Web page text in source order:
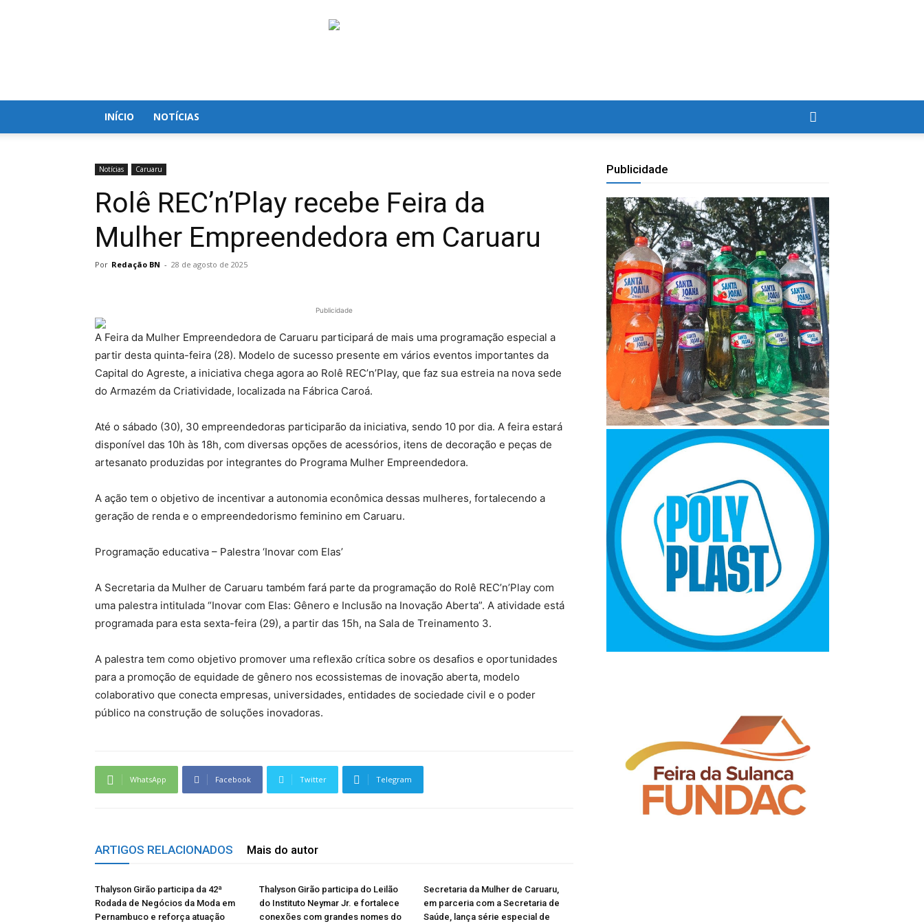
INÍCIO NOTÍCIAS
Notícias Caruaru
Rolê REC’n’Play recebe Feira da
Mulher Empreendedora em Caruaru
Por Redação BN - 28 de agosto de 2025
Publicidade
A Feira da Mulher Empreendedora de Caruaru participará de mais uma programação especial a
partir desta quinta-feira (28). Modelo de sucesso presente em vários eventos importantes da
Capital do Agreste, a iniciativa chega agora ao Rolê REC’n’Play, que faz sua estreia na nova sede
do Armazém da Criatividade, localizada na Fábrica Caroá.
Até o sábado (30), 30 empreendedoras participarão da iniciativa, sendo 10 por dia. A feira estará
disponível das 10h às 18h, com diversas opções de acessórios, itens de decoração e peças de
artesanato produzidas por integrantes do Programa Mulher Empreendedora.
A ação tem o objetivo de incentivar a autonomia econômica dessas mulheres, fortalecendo a
geração de renda e o empreendedorismo feminino em Caruaru.
Programação educativa – Palestra ‘Inovar com Elas’
A Secretaria da Mulher de Caruaru também fará parte da programação do Rolê REC’n’Play com
uma palestra intitulada “Inovar com Elas: Gênero e Inclusão na Inovação Aberta”. A atividade está
programada para esta sexta-feira (29), a partir das 15h, na Sala de Treinamento 3.
A palestra tem como objetivo promover uma reflexão crítica sobre os desafios e oportunidades
para a promoção de equidade de gênero nos ecossistemas de inovação aberta, modelo
colaborativo que conecta empresas, universidades, entidades de sociedade civil e o poder
público na construção de soluções inovadoras.
WhatsApp Facebook Twitter Telegram
ARTIGOS RELACIONADOS Mais do autor
Thalyson Girão participa da 42ª
Rodada de Negócios da Moda em
Pernambuco e reforça atuação
Thalyson Girão participa do Leilão
do Instituto Neymar Jr. e fortalece
conexões com grandes nomes do
Secretaria da Mulher de Caruaru,
em parceria com a Secretaria de
Saúde, lança série especial de
Publicidade